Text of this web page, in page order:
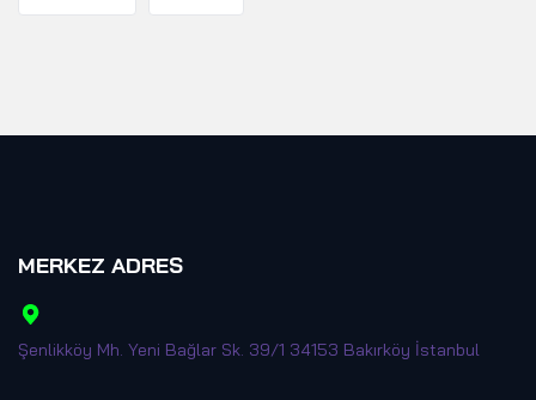
MERKEZ ADRES
Şenlikköy Mh. Yeni Bağlar Sk. 39/1 34153 Bakırköy İstanbul